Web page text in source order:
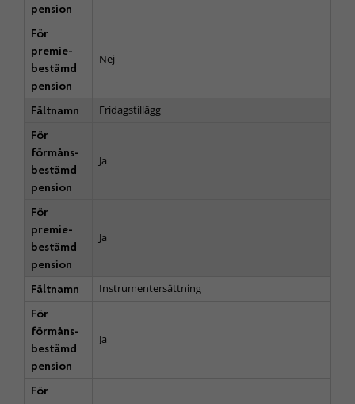
pension
För
premie­
bestämd
pension
Nej
Fältnamn
Fridagstillägg
För
förmåns­
bestämd
pension
Ja
För
premie­
bestämd
pension
Ja
Fältnamn
Instrumentersättning
För
förmåns­
bestämd
pension
Ja
För